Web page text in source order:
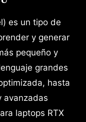
es un tipo de
y generar
pequeño y
grandes
hasta
avanzadas
laptops RTX